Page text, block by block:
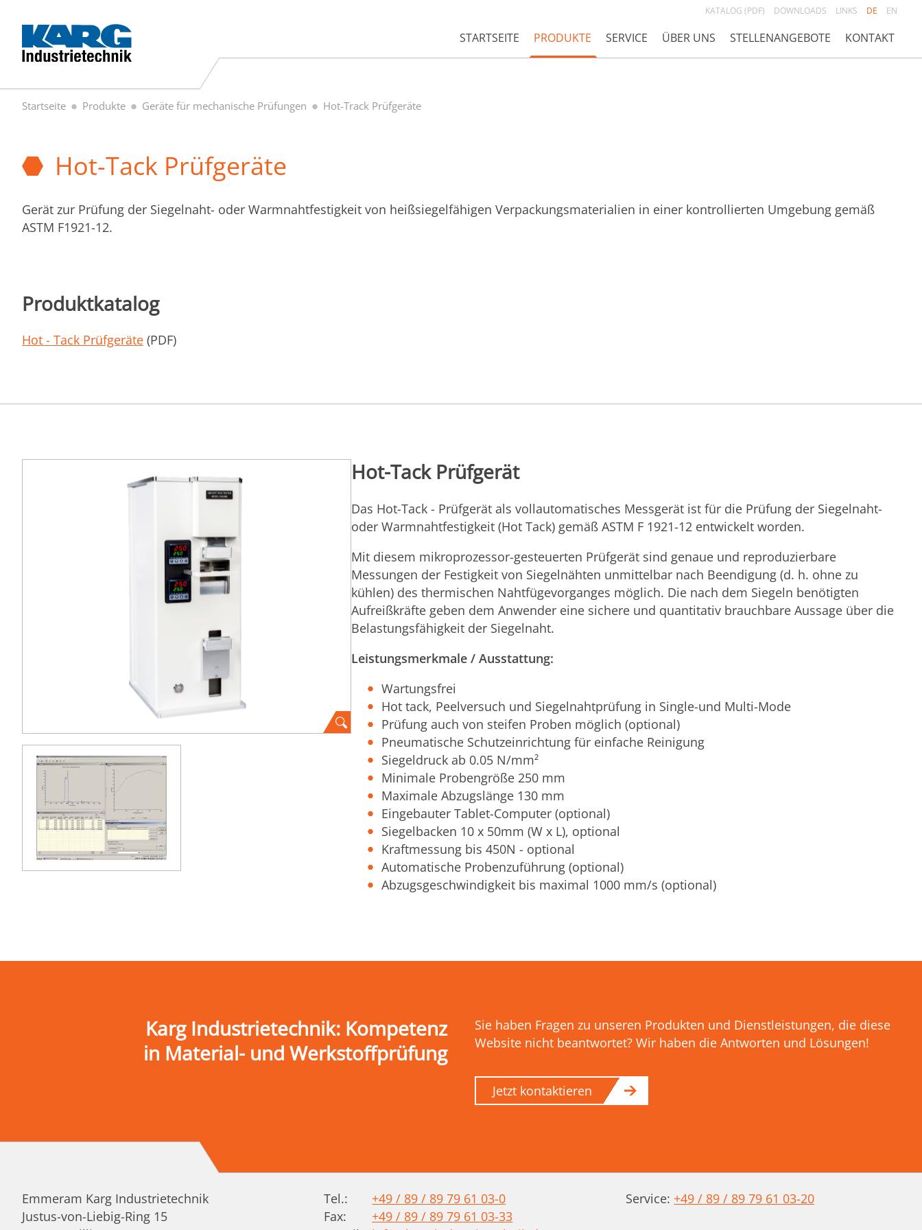
KATALOG (PDF) DOWNLOADS LINKS DE EN
STARTSEITE PRODUKTE SERVICE ÜBER UNS STELLENANGEBOTE KONTAKT
Startseite Produkte Geräte für mechanische Prüfungen Hot-Track Prüfgeräte
Hot-Tack Prüfgeräte
Gerät zur Prüfung der Siegelnaht- oder Warmnahtfestigkeit von heißsiegelfähigen Verpackungsmaterialien in einer kontrollierten Umgebung gemäß
ASTM F1921-12.
Produktkatalog
Hot - Tack Prüfgeräte (PDF)
Hot-Tack Prüfgerät
Das Hot-Tack - Prüfgerät als vollautomatisches Messgerät ist für die Prüfung der Siegelnaht-
oder Warmnahtfestigkeit (Hot Tack) gemäß ASTM F 1921-12 entwickelt worden.
Mit diesem mikroprozessor-gesteuerten Prüfgerät sind genaue und reproduzierbare
Messungen der Festigkeit von Siegelnähten unmittelbar nach Beendigung (d. h. ohne zu
kühlen) des thermischen Nahtfügevorganges möglich. Die nach dem Siegeln benötigten
Aufreißkräfte geben dem Anwender eine sichere und quantitativ brauchbare Aussage über die
Belastungsfähigkeit der Siegelnaht.
Leistungsmerkmale / Ausstattung:
Wartungsfrei
Hot tack, Peelversuch und Siegelnahtprüfung in Single-und Multi-Mode
Prüfung auch von steifen Proben möglich (optional)
Pneumatische Schutzeinrichtung für einfache Reinigung
Siegeldruck ab 0.05 N/mm²
Minimale Probengröße 250 mm
Maximale Abzugslänge 130 mm
Eingebauter Tablet-Computer (optional)
Siegelbacken 10 x 50mm (W x L), optional
Kraftmessung bis 450N - optional
Automatische Probenzuführung (optional)
Abzugsgeschwindigkeit bis maximal 1000 mm/s (optional)
Karg Industrietechnik: Kompetenz
in Material- und Werkstoffprüfung
Sie haben Fragen zu unseren Produkten und Dienstleistungen, die diese
Website nicht beantwortet? Wir haben die Antworten und Lösungen!
Jetzt kontaktieren
Emmeram Karg Industrietechnik
Justus-von-Liebig-Ring 15
Tel.:
+49 / 89 / 89 79 61 03-0
Fax:
+49 / 89 / 89 79 61 03-33
Service: +49 / 89 / 89 79 61 03-20